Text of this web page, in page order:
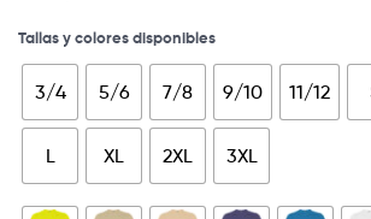
Tallas y colores disponibles
3/4 5/6 7/8 9/10 11/12
L XL 2XL 3XL